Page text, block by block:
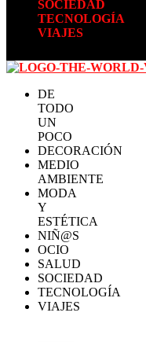
SOCIEDAD
TECNOLOGÍA
VIAJES
DE
TODO
UN
POCO
DECORACIÓN
MEDIO
AMBIENTE
MODA
Y
ESTÉTICA
NIÑ@S
OCIO
SALUD
SOCIEDAD
TECNOLOGÍA
VIAJES